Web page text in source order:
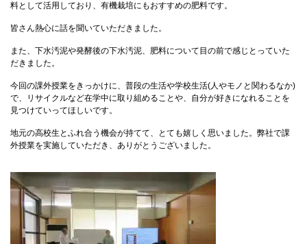
料として活用しており、有機栽培にもおすすめの肥料です。
皆さん熱心に話を聞いていただきました。
また、下水汚泥や発酵後の下水汚泥、肥料について目の前で感じとっていた
だきました。
今回の課外授業をきっかけに、普段の生活や学校生活(人やモノと関わるなか)
で、リサイクルなど在学中に取り組めることや、自分が好きになれることを
見つけていってほしいです。
地元の高校生とふれ合う機会が持てて、とても嬉しく思いました。弊社で課
外授業を実施していただき、ありがとうございました。